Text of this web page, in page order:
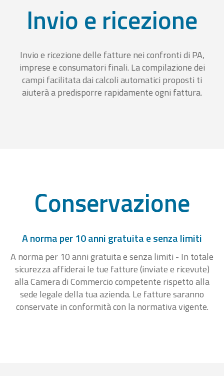
Invio e ricezione
Invio e ricezione delle fatture nei confronti di PA,
imprese e consumatori finali. La compilazione dei
campi facilitata dai calcoli automatici proposti ti
aiuterà a predisporre rapidamente ogni fattura.
Conservazione
A norma per 10 anni gratuita e senza limiti
A norma per 10 anni gratuita e senza limiti - In totale
sicurezza affiderai le tue fatture (inviate e ricevute)
alla Camera di Commercio competente rispetto alla
sede legale della tua azienda. Le fatture saranno
conservate in conformità con la normativa vigente.